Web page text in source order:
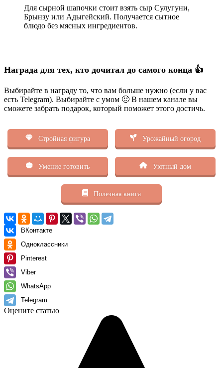
Для сырной шапочки стоит взять сыр Сулугуни,
Брынзу или Адыгейский. Получается сытное
блюдо без мясных ингредиентов.
Награда для тех, кто дочитал до самого конца 👍
Выбирайте в награду то, что вам больше нужно (если у вас
есть Telegram). Выбирайте с умом 🙂 В нашем канале вы
сможете забрать подарок, который поможет этого достичь.
Стройная фигура Урожайный огород
Умение готовить Уютный дом
Полезная книга
ВКонтакте
Одноклассники
Pinterest
Viber
WhatsApp
Telegram
Оцените статью